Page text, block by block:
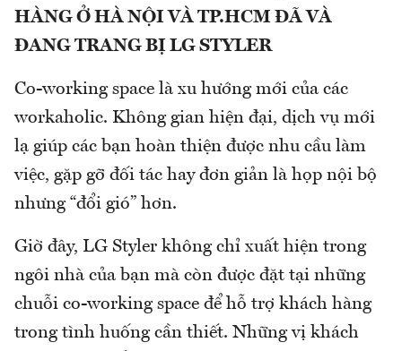
HÀNG Ở HÀ NỘI VÀ TP.HCM ĐÃ VÀ
ĐANG TRANG BỊ LG STYLER
Co-working space là xu hướng mới của các
workaholic. Không gian hiện đại, dịch vụ mới
lạ giúp các bạn hoàn thiện được nhu cầu làm
việc, gặp gỡ đối tác hay đơn giản là họp nội bộ
nhưng “đổi gió” hơn.
Giờ đây, LG Styler không chỉ xuất hiện trong
ngôi nhà của bạn mà còn được đặt tại những
chuỗi co-working space để hỗ trợ khách hàng
trong tình huống cần thiết. Những vị khách